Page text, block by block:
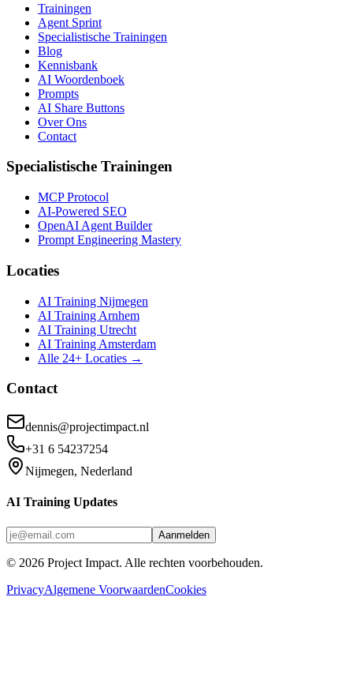
Trainingen
Agent Sprint
Specialistische Trainingen
Blog
Kennisbank
AI Woordenboek
Prompts
AI Share Buttons
Over Ons
Contact
Specialistische Trainingen
MCP Protocol
AI-Powered SEO
OpenAI Agent Builder
Prompt Engineering Mastery
Locaties
AI Training Nijmegen
AI Training Arnhem
AI Training Utrecht
AI Training Amsterdam
Alle 24+ Locaties →
Contact
dennis@projectimpact.nl
+31 6 54237254
Nijmegen, Nederland
AI Training Updates
Aanmelden
© 2026 Project Impact. Alle rechten voorbehouden.
PrivacyAlgemene VoorwaardenCookies